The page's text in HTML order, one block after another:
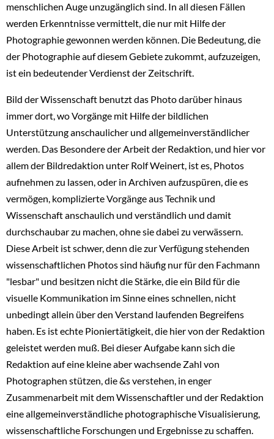
menschlichen Auge unzugänglich sind. In all diesen Fällen
werden Erkenntnisse vermittelt, die nur mit Hilfe der
Photographie gewonnen werden können. Die Bedeutung, die
der Photographie auf diesem Gebiete zukommt, aufzuzeigen,
ist ein bedeutender Verdienst der Zeitschrift.
Bild der Wissenschaft benutzt das Photo darüber hinaus
immer dort, wo Vorgänge mit Hilfe der bildlichen
Unterstützung anschaulicher und allgemeinverständlicher
werden. Das Besondere der Arbeit der Redaktion, und hier vor
allem der Bildredaktion unter Rolf Weinert, ist es, Photos
aufnehmen zu lassen, oder in Archiven aufzuspüren, die es
vermögen, komplizierte Vorgänge aus Technik und
Wissenschaft anschaulich und verständlich und damit
durchschaubar zu machen, ohne sie dabei zu verwässern.
Diese Arbeit ist schwer, denn die zur Verfügung stehenden
wissenschaftlichen Photos sind häufig nur für den Fachmann
"lesbar" und besitzen nicht die Stärke, die ein Bild für die
visuelle Kommunikation im Sinne eines schnellen, nicht
unbedingt allein über den Verstand laufenden Begreifens
haben. Es ist echte Pioniertätigkeit, die hier von der Redaktion
geleistet werden muß. Bei dieser Aufgabe kann sich die
Redaktion auf eine kleine aber wachsende Zahl von
Photographen stützen, die &s verstehen, in enger
Zusammenarbeit mit dem Wissenschaftler und der Redaktion
eine allgemeinverständliche photographische Visualisierung,
wissenschaftliche Forschungen und Ergebnisse zu schaffen.